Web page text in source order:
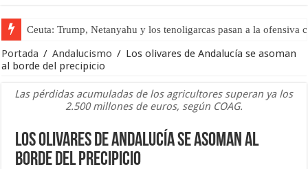
Ceuta: Trump, Netanyahu y los tenoligarcas pasan a la ofensiva
La masificación turística (tercera parte)
Portada / Andalucismo / Los olivares de Andalucía se asoman
al borde del precipicio
Las pérdidas acumuladas de los agricultores superan ya los
2.500 millones de euros, según COAG.
Los olivares de Andalucía se asoman al
borde del precipicio